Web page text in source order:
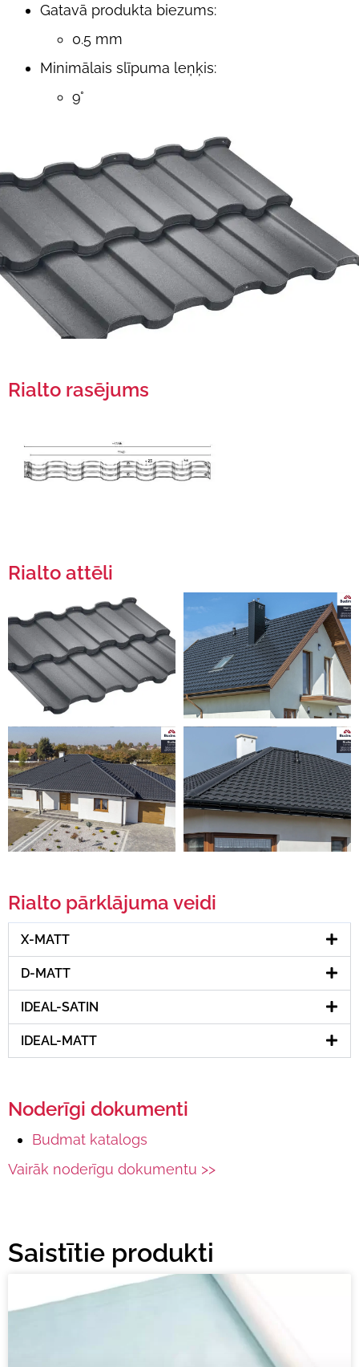
Gatavā produkta biezums:
0.5 mm
Minimālais slīpuma leņķis:
9°
Rialto rasējums
Rialto attēli
Rialto pārklājuma veidi
X-MATT
D-MATT
IDEAL-SATIN
IDEAL-MATT
Noderīgi dokumenti
Budmat katalogs
Vairāk noderīgu dokumentu >>
Saistītie produkti